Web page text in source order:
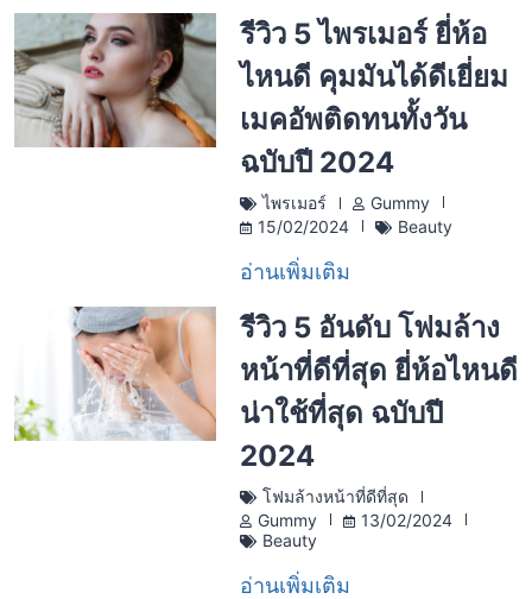
รีวิว 5 ไพรเมอร์ ยี่ห้อ
ไหนดี คุมมันได้ดีเยี่ยม
เมคอัพติดทนทั้งวัน
ฉบับปี 2024
ไพรเมอร์
Gummy
15/02/2024
Beauty
อ่านเพิ่มเติม
รีวิว 5 อันดับ โฟมล้าง
หน้าที่ดีที่สุด ยี่ห้อไหนดี
น่าใช้ที่สุด ฉบับปี
2024
โฟมล้างหน้าที่ดีที่สุด
Gummy
13/02/2024
Beauty
อ่านเพิ่มเติม